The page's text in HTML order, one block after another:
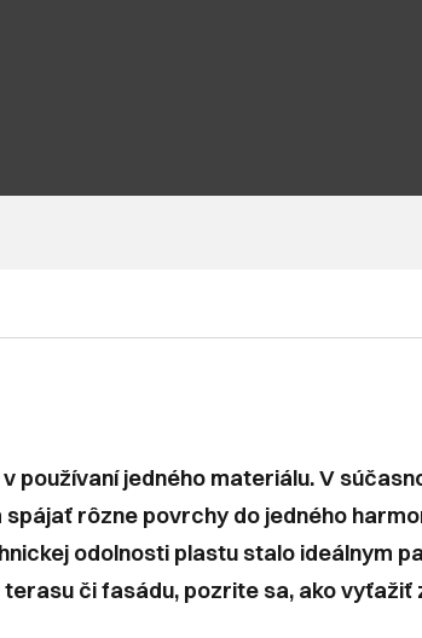
používaní jedného materiálu. V
rôzne povrchy do jedného
odolnosti plastu stalo ideálnym
či fasádu, pozrite sa, ako vyťažiť